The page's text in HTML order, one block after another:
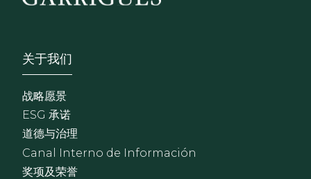
Footer - Sobre Nosotros
关于我们
战略愿景
ESG 承诺
道德与治理
Canal Interno de Información
奖项及荣誉